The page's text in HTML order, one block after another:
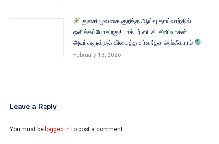
துளசி மூலிகை குறித்த ஆய்வு தாய்லாந்தில்
ஒலிக்கப்போகிறது! டாக்டர் வி. சி. சீனிவாசன்
அவர்களுக்குக் கிடைத்த சர்வதேச அங்கீகாரம்
February 13, 2026
Leave a Reply
You must be logged in to post a comment.